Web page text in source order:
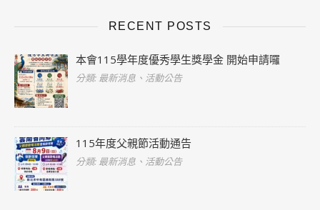
RECENT POSTS
本會115學年度優秀學生獎學金 開始申請囉
分類: 最新消息、活動公告
115年度父親節活動通告
分類: 最新消息、活動公告